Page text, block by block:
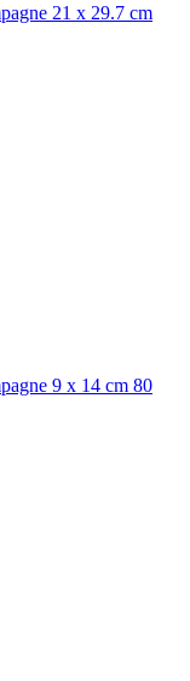
21 x 29.7 cm
9 x 14 cm 80